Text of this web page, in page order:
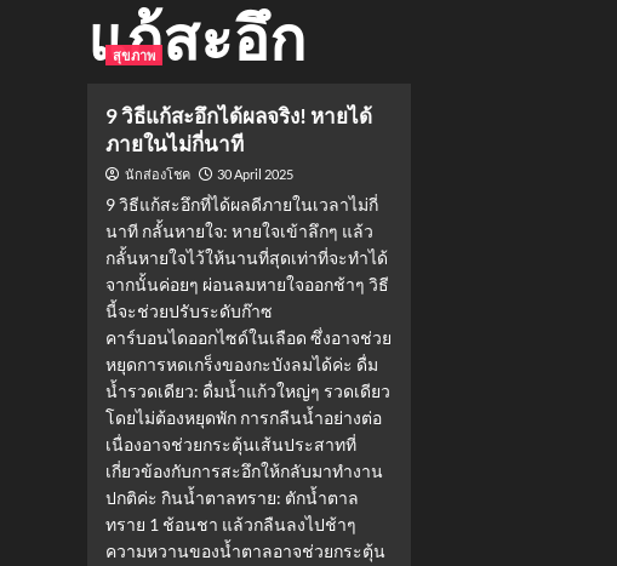
แก้สะอึก
สุขภาพ
9 วิธีแก้สะอึกได้ผลจริง! หายได้
ภายในไม่กี่นาที
นักส่องโชค 30 April 2025
9 วิธีแก้สะอึกที่ได้ผลดีภายในเวลาไม่กี่
นาที กลั้นหายใจ: หายใจเข้าลึกๆ แล้ว
กลั้นหายใจไว้ให้นานที่สุดเท่าที่จะทำได้
จากนั้นค่อยๆ ผ่อนลมหายใจออกช้าๆ วิธี
นี้จะช่วยปรับระดับก๊าซ
คาร์บอนไดออกไซด์ในเลือด ซึ่งอาจช่วย
หยุดการหดเกร็งของกะบังลมได้ค่ะ ดื่ม
น้ำรวดเดียว: ดื่มน้ำแก้วใหญ่ๆ รวดเดียว
โดยไม่ต้องหยุดพัก การกลืนน้ำอย่างต่อ
เนื่องอาจช่วยกระตุ้นเส้นประสาทที่
เกี่ยวข้องกับการสะอึกให้กลับมาทำงาน
ปกติค่ะ กินน้ำตาลทราย: ตักน้ำตาล
ทราย 1 ช้อนชา แล้วกลืนลงไปช้าๆ
ความหวานของน้ำตาลอาจช่วยกระตุ้น